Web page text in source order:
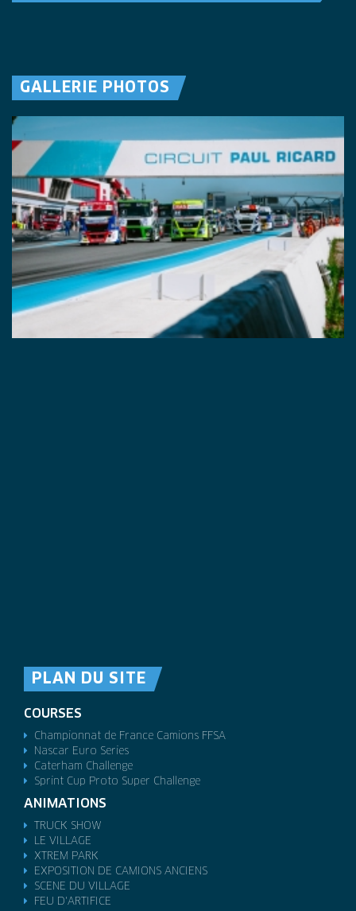
GALLERIE PHOTOS
PLAN DU SITE
COURSES
Championnat de France Camions FFSA
Nascar Euro Series
Caterham Challenge
Sprint Cup Proto Super Challenge
ANIMATIONS
TRUCK SHOW
LE VILLAGE
XTREM PARK
EXPOSITION DE CAMIONS ANCIENS
SCENE DU VILLAGE
FEU D'ARTIFICE